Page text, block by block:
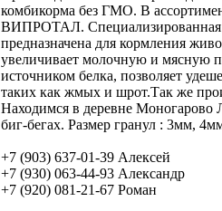
комбикорма без ГМО. В
ВИПРОТАЛ. Специализированная
предназначена для кормления
увеличивает молочную и мясную
источником белка, позволяет
таких как жмых и шрот.Так же
Находимся в деревне Моногарово
биг-бегах. Размер гранул : 3мм,
+7 (903) 637-01-39 Алексей
+7 (930) 063-44-93 Александр
+7 (920) 081-21-67 Роман